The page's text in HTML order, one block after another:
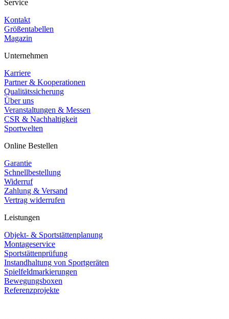
Service
Kontakt
Größentabellen
Magazin
Unternehmen
Karriere
Partner & Kooperationen
Qualitätssicherung
Über uns
Veranstaltungen & Messen
CSR & Nachhaltigkeit
Sportwelten
Online Bestellen
Garantie
Schnellbestellung
Widerruf
Zahlung & Versand
Vertrag widerrufen
Leistungen
Objekt- & Sportstättenplanung
Montageservice
Sportstättenprüfung
Instandhaltung von Sportgeräten
Spielfeldmarkierungen
Bewegungsboxen
Referenzprojekte